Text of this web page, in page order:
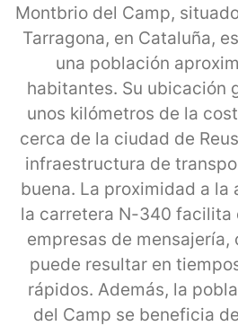
Montbrio del Camp,
Tarragona, en Cataluña,
una población
habitantes. Su ubicación
unos kilómetros de la
cerca de la ciudad de
infraestructura de
buena. La proximidad a la
la carretera N-340 facilita
empresas de mensajería,
puede resultar en
rápidos. Además, la
del Camp se beneficia